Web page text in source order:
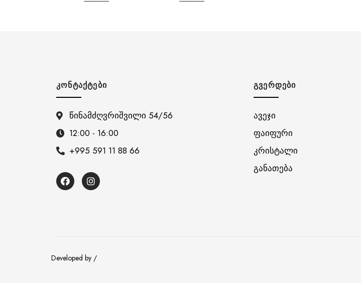
ᲙᲝᲜᲢᲐᲥᲢᲔᲑᲘ
წინამძღვრიშვილი 54/56
12:00 - 16:00
+995 591 11 88 66
ᲒᲕᲔᲠᲓᲔᲑᲘ
ავეჯი
ფაიფური
კრისტალი
განათება
Developed by /